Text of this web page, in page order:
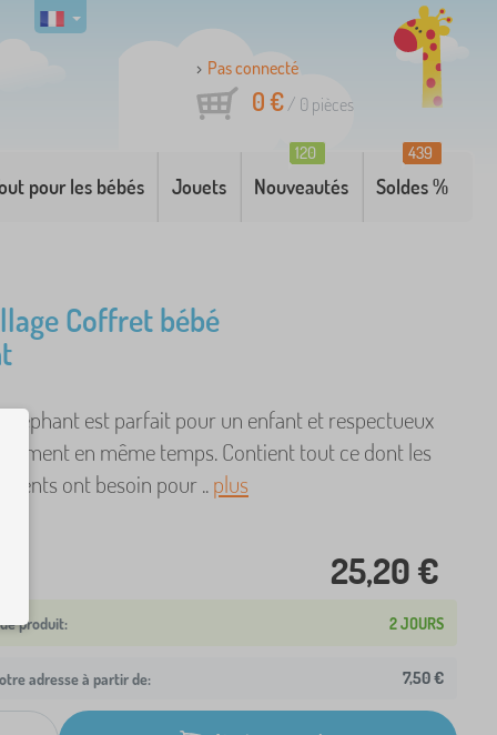
Pas connecté
0 €/ 0 pièces
pour les bébés Jouets Nouveautés
120
Soldes %
439
Coffret bébé
éléphant est parfait pour un enfant et respectueux
en même temps. Contient tout ce dont les
ont besoin pour ..plus
25,20 €
2 JOURS
adresse à partir de: 7,50 €